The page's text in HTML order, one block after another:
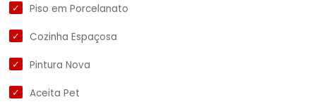
Piso em Porcelanato
Cozinha Espaçosa
Pintura Nova
Aceita Pet